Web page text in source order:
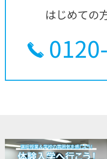
はじめての